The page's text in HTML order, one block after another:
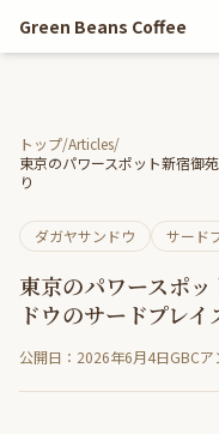
Green Beans Coffee
トップ/Articles/
東京のパワースポット新宿御
り
ダガヤサンドウ サード
東京のパワースポ
ドウのサードプレイ
公開日：2026年6月4日GBC